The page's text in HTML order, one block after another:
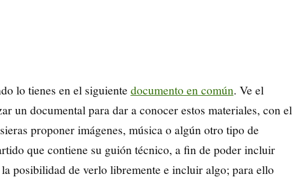
lo tienes en el siguiente documento en común. Ve el
un documental para dar a conocer estos materiales, con el
proponer imágenes, música o algún otro tipo de
que contiene su guión técnico, a fin de poder incluir
posibilidad de verlo libremente e incluir algo; para ello